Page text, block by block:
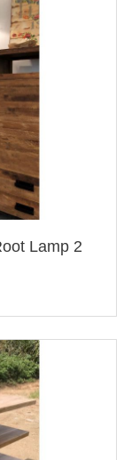
Lamp 2